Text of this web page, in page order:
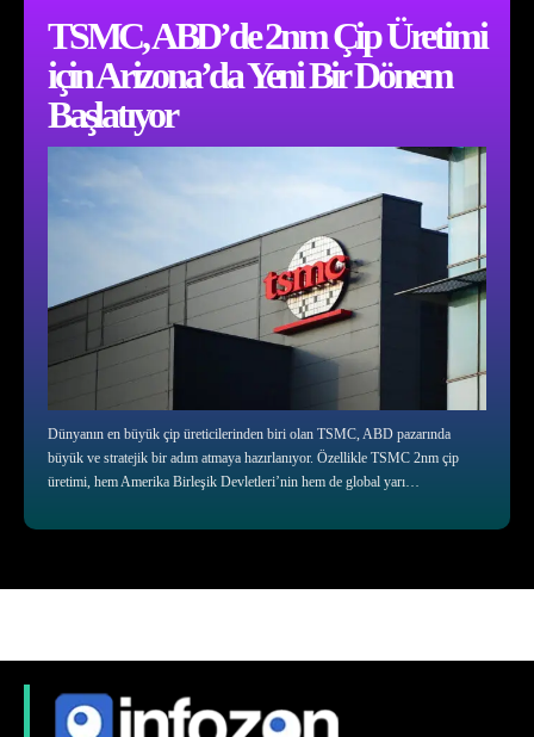
TSMC, ABD’de 2nm Çip Üretimi
için Arizona’da Yeni Bir Dönem
Başlatıyor
Dünyanın en büyük çip üreticilerinden biri olan TSMC, ABD pazarında
büyük ve stratejik bir adım atmaya hazırlanıyor. Özellikle TSMC 2nm çip
üretimi, hem Amerika Birleşik Devletleri’nin hem de global yarı…